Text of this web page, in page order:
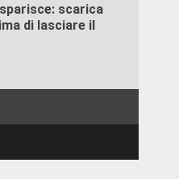
scarica
di lasciare il